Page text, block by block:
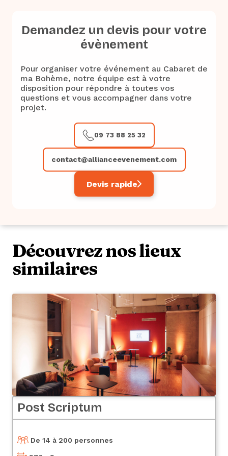
Demandez un devis pour votre
évènement
Pour organiser votre événement au Cabaret de
ma Bohème, notre équipe est à votre
disposition pour répondre à toutes vos
questions et vous accompagner dans votre
projet.
09 73 88 25 32
contact@allianceevenement.com
Devis rapide
Découvrez nos lieux
similaires
Post Scriptum
De 14 à 200 personnes